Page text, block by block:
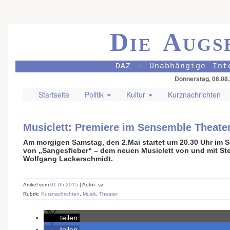
Die
DAZ - Unabhängige
Donnerstag,
Startseite Politik Kultur Kurznachrichten
Musiclett: Premiere im Sensemble
Am morgigen Samstag, den 2.Mai startet um 20.30 Uhr im
von „Sangesfieber“ – dem neuen Musiclett von und mit
Wolfgang Lackerschmidt.
Artikel vom 01.05.2015 | Autor: sz
Rubrik: Kurznachrichten Musik Theater
teilen